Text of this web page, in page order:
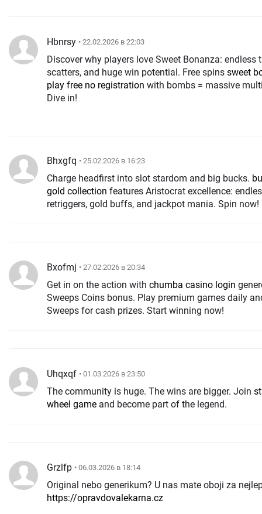
Hbnrsy • 22.02.2026 в 22:03
Discover why players love Sweet Bonanza: endless
scatters, and huge win potential. Free spins sweet
play free no registration with bombs = massive
Dive in!
Bhxgfq • 25.02.2026 в 16:23
Charge headfirst into slot stardom and big bucks.
gold collection features Aristocrat excellence:
retriggers, gold buffs, and jackpot mania. Spin now!
Bxofmj • 27.02.2026 в 20:34
Get in on the action with chumba casino login
Sweeps Coins bonus. Play premium games daily
Sweeps for cash prizes. Start winning now!
Uhqxqf • 01.03.2026 в 23:50
The community is huge. The wins are bigger. Join
wheel game and become part of the legend.
Grzlfp • 06.03.2026 в 18:14
Original nebo generikum? U nas mate oboji za
https://opravdovalekarna.cz